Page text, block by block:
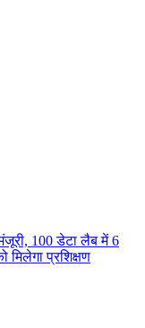
100 डेटा लैब में 6
मिलेगा प्रशिक्षण